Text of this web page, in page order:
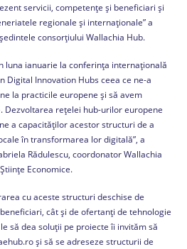
servicii, competențe și beneficiari și
regionale și internaționale” a
consorțiului Wallachia Hub.
luna ianuarie la conferința internațională
Digital Innovation Hubs ceea ce ne-a
la practicile europene și să avem
Dezvoltarea rețelei hub-urilor europene
a capacităților acestor structuri de a
în transformarea lor digitală”, a
Rădulescu, coordonator Wallachia
Economice.
cu aceste structuri deschise de
cât și de ofertanți de tehnologie
să dea soluții pe proiecte îi invităm să
și să se adreseze structurii de